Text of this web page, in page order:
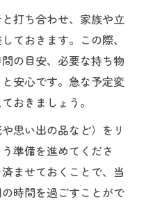
打ち合わせ、家族や立
ておきます。この際、
の目安、必要な持ち物
安心です。急な予定変
おきましょう。
思い出の品など）をリ
準備を進めてくださ
ませておくことで、当
時間を過ごすことがで